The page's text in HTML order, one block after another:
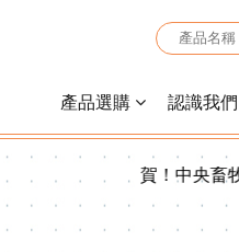
產品選購 認識我們
賀！中央畜牧場蘇